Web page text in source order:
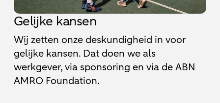
Gelijke kansen
Wij zetten onze deskundigheid in voor
gelijke kansen. Dat doen we als
werkgever, via sponsoring en via de ABN
AMRO Foundation.